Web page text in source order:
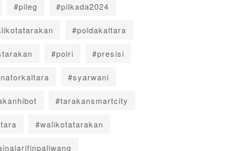
#pileg #pilkada2024
#poldakaltara
#polri #presisi
#syarwani
#tarakansmartcity
#walikotatarakan